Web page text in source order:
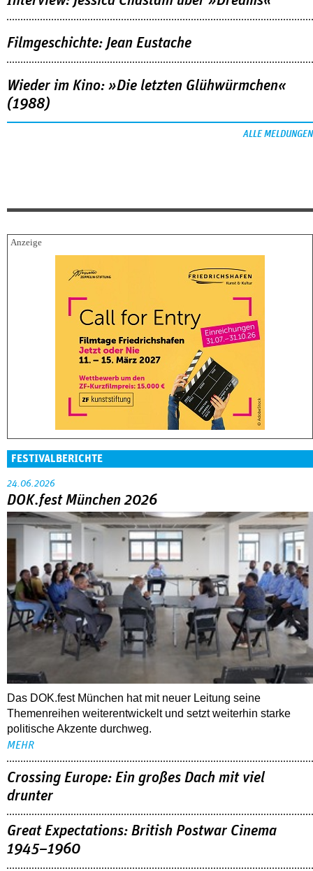
Filmgeschichte: Jean Eustache
Wieder im Kino: »Die letzten Glühwürmchen«
(1988)
ALLE MELDUNGEN
FESTIVALBERICHTE
24.06.2026
DOK.fest München 2026
Das DOK.fest München hat mit neuer Leitung seine
Themenreihen weiterentwickelt und setzt weiterhin starke
politische Akzente durchweg.
MEHR
Crossing Europe: Ein großes Dach mit viel
drunter
Great Expectations: British Postwar Cinema
1945–1960